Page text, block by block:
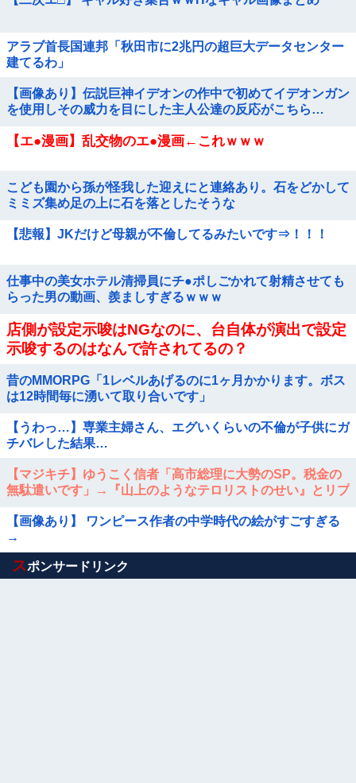
アラブ首長国連邦「秋田市に2兆円の超巨大データセンター
建てるわ」
【画像あり】伝説巨神イデオンの作中で初めてイデオンガン
を使用しその威力を目にした主人公達の反応がこちら…
【エ●漫画】乱交物のエ●漫画←これｗｗｗ
こども園から孫が怪我した迎えにと連絡あり。石をどかして
ミミズ集め足の上に石を落としたそうな
【悲報】JKだけど母親が不倫してるみたいです⇒！！！
仕事中の美女ホテル清掃員にチ●ポしごかれて射精させても
らった男の動画、羨ましすぎるｗｗｗ
店側が設定示唆はNGなのに、台自体が演出で設定
示唆するのはなんで許されてるの？
昔のMMORPG「1レベルあげるのに1ヶ月かかります。ボス
は12時間毎に湧いて取り合いです」
【うわっ…】専業主婦さん、エグいくらいの不倫が子供にガ
チバレした結果…
【マジキチ】ゆうこく信者「高市総理に大勢のSP。税金の
無駄遣いです」→『山上のようなテロリストのせい』とリプ
【画像あり】 ワンピース作者の中学時代の絵がすごすぎる
→
Powered by livedoor 相互RSS
スポンサードリンク